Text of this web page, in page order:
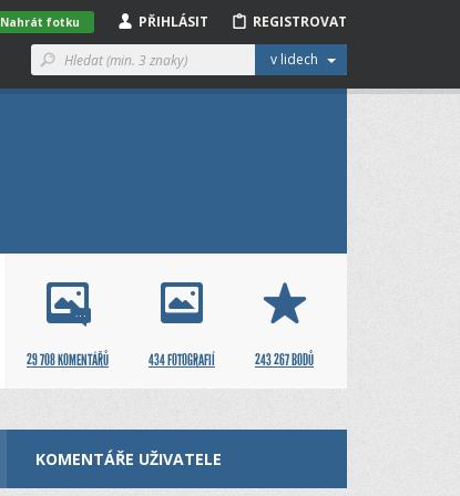
v lidech
REGISTROVAT
PŘIHLÁSIT
Nahrát fotku
29 708 KOMENTÁŘŮ
434 FOTOGRAFIÍ 243 267 BODŮ
KOMENTÁŘE UŽIVATELE